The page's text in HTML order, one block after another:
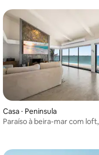
média de 5, 69
Casa ⋅ Peninsula
Paraíso à beira-mar com